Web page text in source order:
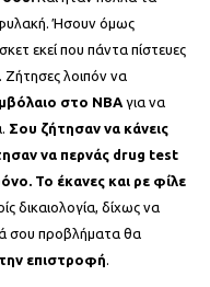
Ήσουν όμως
εκεί που πάντα πίστευες
Ζήτησες λοιπόν να
στο ΝΒΑ για να
Σου ζήτησαν να κάνεις
να περνάς drug test
Το έκανες και ρε φίλε
δικαιολογία, δίχως να
σου προβλήματα θα
επιστροφή